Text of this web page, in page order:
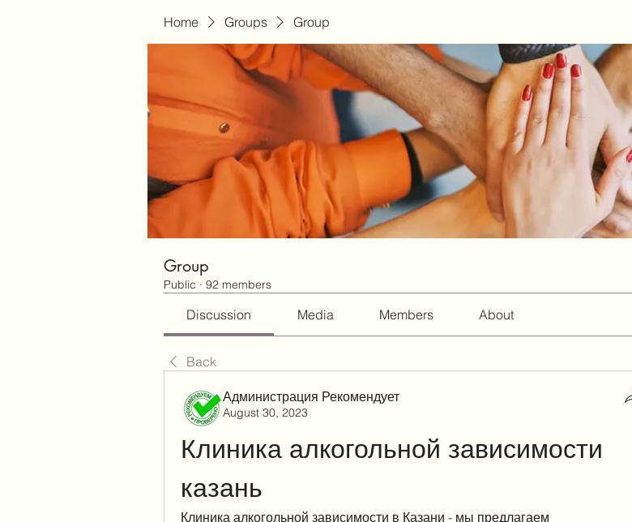
Home Groups Group
Group
Public · 92 members
Discussion Media Members About
Back
Администрация Рекомендует
August 30, 2023
Клиника алкогольной зависимости
казань
Клиника алкогольной зависимости в Казани - мы предлагаем